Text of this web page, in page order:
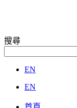
搜尋
EN
EN